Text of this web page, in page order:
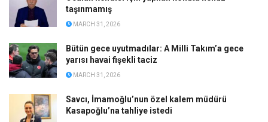
taşınmamış
MARCH 31, 2026
Bütün gece uyutmadılar: A Milli Takım’a gece
yarısı havai fişekli taciz
MARCH 31, 2026
Savcı, İmamoğlu’nun özel kalem müdürü
Kasapoğlu’na tahliye istedi